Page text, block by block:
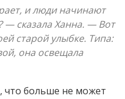
и люди начинают
— сказала Ханна. — Вот
старой улыбке. Типа:
она освещала
что больше не может